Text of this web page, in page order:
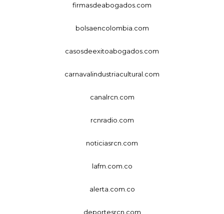
firmasdeabogados.com
bolsaencolombia.com
casosdeexitoabogados.com
carnavalindustriacultural.com
canalrcn.com
rcnradio.com
noticiasrcn.com
lafm.com.co
alerta.com.co
deportesrcn.com